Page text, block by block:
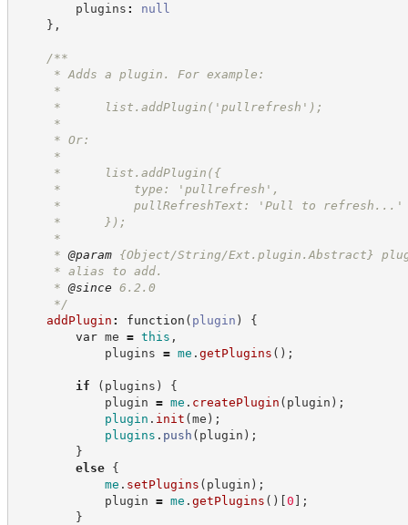
plugins :
null
} ,
/**
* Adds a plugin. For example:
*
*      list.addPlugin('pullrefresh');
*
* Or:
*
*      list.addPlugin({
*          type: 'pullrefresh',
*          pullRefreshText: 'Pull to refresh...'
*      });
*
* @param {Object/String/Ext.plugin.Abstract}
* alias to add.
* @since 6.2.0
*/
addPlugin : function ( plugin )
{
var me = this ,
plugins = me . getPlugins ( ) ;
if ( plugins )
{
plugin = me . createPlugin ( plugin ) ;
plugin . init (me ) ;
plugins . push ( plugin ) ;
}
else
{
me . setPlugins ( plugin ) ;
plugin = me . getPlugins ( ) [0 ] ;
}